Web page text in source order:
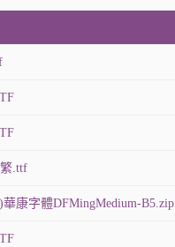
.ttf
康字體DFMingMedium-B5.zip